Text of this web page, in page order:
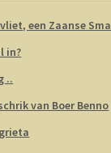
een Zaanse
in?
..
van Boer Benno